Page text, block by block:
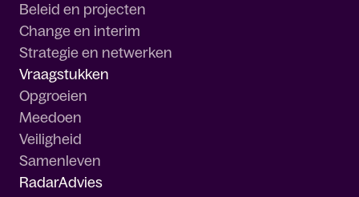
Beleid en projecten
Change en interim
Strategie en netwerken
Vraagstukken
Opgroeien
Meedoen
Veiligheid
Samenleven
RadarAdvies